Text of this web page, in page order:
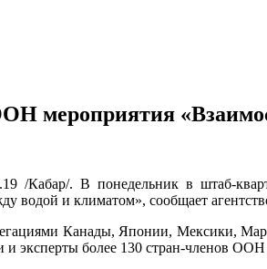
мероприятия
/Кабар/. В понедельник в штаб-
водой и климатом», сообщает
Канады, Японии, Мексики,
эксперты более 130 стран-членов